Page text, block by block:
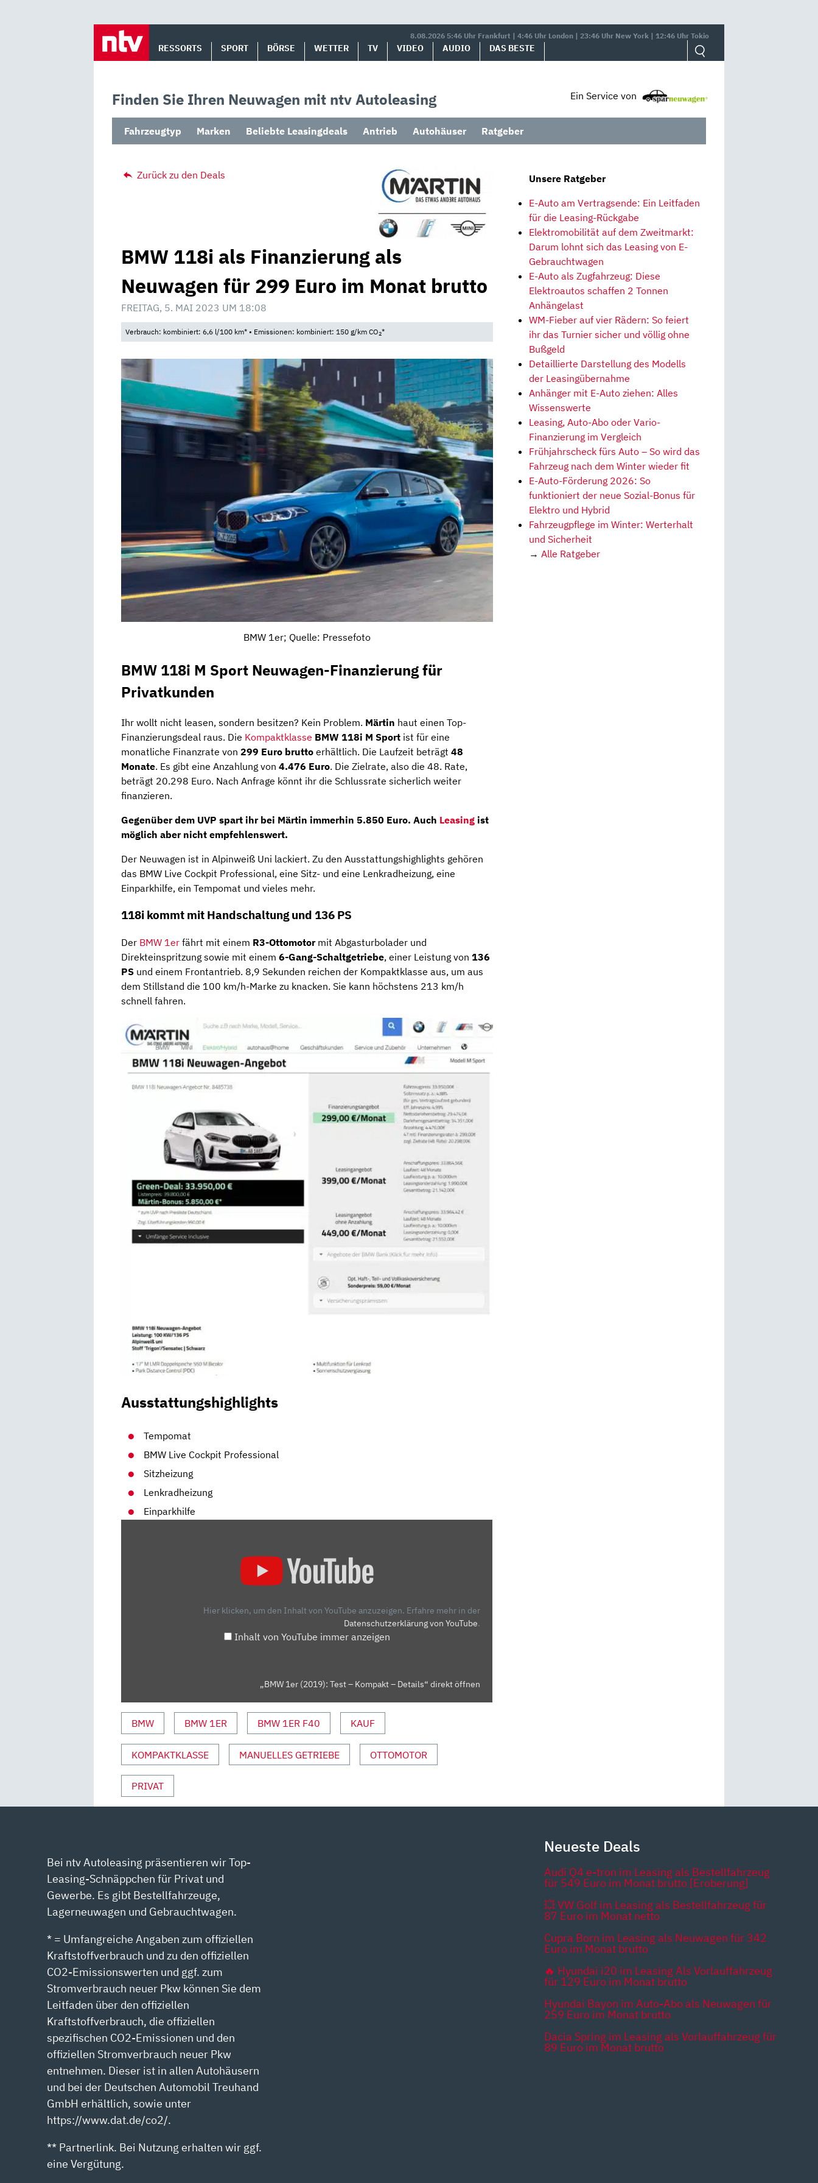
8.08.2026 5:46 Uhr Frankfurt | 4:46 Uhr London | 23:46 Uhr New York | 12:46 Uhr Tokio
RESSORTS SPORT BÖRSE WETTER TV VIDEO AUDIO DAS BESTE
Finden Sie Ihren Neuwagen mit ntv Autoleasing Ein Service von
Fahrzeugtyp Marken Beliebte Leasingdeals Antrieb Autohäuser Ratgeber
Zurück zu den Deals
BMW 118i als Finanzierung als
Neuwagen für 299 Euro im Monat brutto
FREITAG, 5. MAI 2023 UM 18:08
Verbrauch: kombiniert: 6,6 l/100 km* • Emissionen: kombiniert: 150 g/km CO2*
BMW 1er; Quelle: Pressefoto
BMW 118i M Sport Neuwagen-Finanzierung für
Privatkunden
Ihr wollt nicht leasen, sondern besitzen? Kein Problem. Märtin haut einen Top-
Finanzierungsdeal raus. Die Kompaktklasse BMW 118i M Sport ist für eine
monatliche Finanzrate von 299 Euro brutto erhältlich. Die Laufzeit beträgt 48
Monate. Es gibt eine Anzahlung von 4.476 Euro. Die Zielrate, also die 48. Rate,
beträgt 20.298 Euro. Nach Anfrage könnt ihr die Schlussrate sicherlich weiter
finanzieren.
Gegenüber dem UVP spart ihr bei Märtin immerhin 5.850 Euro. Auch Leasing ist
möglich aber nicht empfehlenswert.
Der Neuwagen ist in Alpinweiß Uni lackiert. Zu den Ausstattungshighlights gehören
das BMW Live Cockpit Professional, eine Sitz- und eine Lenkradheizung, eine
Einparkhilfe, ein Tempomat und vieles mehr.
118i kommt mit Handschaltung und 136 PS
Der BMW 1er fährt mit einem R3-Ottomotormit Abgasturbolader und
Direkteinspritzung sowie mit einem 6-Gang-Schaltgetriebe, einer Leistung von 136
PS und einem Frontantrieb. 8,9 Sekunden reichen der Kompaktklasse aus, um aus
dem Stillstand die 100 km/h-Marke zu knacken. Sie kann höchstens 213 km/h
schnell fahren.
Ausstattungshighlights
Tempomat
BMW Live Cockpit Professional
Sitzheizung
Lenkradheizung
Einparkhilfe
Hier klicken, um den Inhalt von YouTube anzuzeigen. Erfahre mehr in der
Datenschutzerklärung von YouTube.
Inhalt von YouTube immer anzeigen
„BMW 1er (2019): Test – Kompakt – Details“ direkt öffnen
BMW BMW 1ER BMW 1ER F40 KAUF
KOMPAKTKLASSE MANUELLES GETRIEBE OTTOMOTOR
PRIVAT
Unsere Ratgeber
E-Auto am Vertragsende: Ein Leitfaden
für die Leasing-Rückgabe
Elektromobilität auf dem Zweitmarkt:
Darum lohnt sich das Leasing von E-
Gebrauchtwagen
E-Auto als Zugfahrzeug: Diese
Elektroautos schaffen 2 Tonnen
Anhängelast
WM-Fieber auf vier Rädern: So feiert
ihr das Turnier sicher und völlig ohne
Bußgeld
Detaillierte Darstellung des Modells
der Leasingübernahme
Anhänger mit E-Auto ziehen: Alles
Wissenswerte
Leasing, Auto-Abo oder Vario-
Finanzierung im Vergleich
Frühjahrscheck fürs Auto – So wird das
Fahrzeug nach dem Winter wieder fit
E-Auto-Förderung 2026: So
funktioniert der neue Sozial-Bonus für
Elektro und Hybrid
Fahrzeugpflege im Winter: Werterhalt
und Sicherheit
→ Alle Ratgeber
Bei ntv Autoleasing präsentieren wir Top-
Leasing-Schnäppchen für Privat und
Gewerbe. Es gibt Bestellfahrzeuge,
Lagerneuwagen und Gebrauchtwagen.
* = Umfangreiche Angaben zum offiziellen
Kraftstoffverbrauch und zu den offiziellen
CO2-Emissionswerten und ggf. zum
Stromverbrauch neuer Pkw können Sie dem
Leitfaden über den offiziellen
Kraftstoffverbrauch, die offiziellen
spezifischen CO2-Emissionen und den
offiziellen Stromverbrauch neuer Pkw
entnehmen. Dieser ist in allen Autohäusern
und bei der Deutschen Automobil Treuhand
GmbH erhältlich, sowie unter
https://www.dat.de/co2/.
** Partnerlink. Bei Nutzung erhalten wir ggf.
eine Vergütung.
Neueste Deals
Audi Q4 e-tron im Leasing als Bestellfahrzeug
für 549 Euro im Monat brutto [Eroberung]
💥 VW Golf im Leasing als Bestellfahrzeug für
87 Euro im Monat netto
Cupra Born im Leasing als Neuwagen für 342
Euro im Monat brutto
🔥 Hyundai i20 im Leasing Als Vorlauffahrzeug
für 129 Euro im Monat brutto
Hyundai Bayon im Auto-Abo als Neuwagen für
259 Euro im Monat brutto
Dacia Spring im Leasing als Vorlauffahrzeug für
89 Euro im Monat brutto